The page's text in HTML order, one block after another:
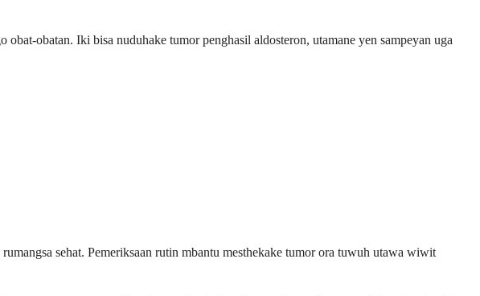
obatan. Iki bisa nuduhake tumor penghasil aldosteron, utamane yen sampeyan uga
sehat. Pemeriksaan rutin mbantu mesthekake tumor ora tuwuh utawa wiwit